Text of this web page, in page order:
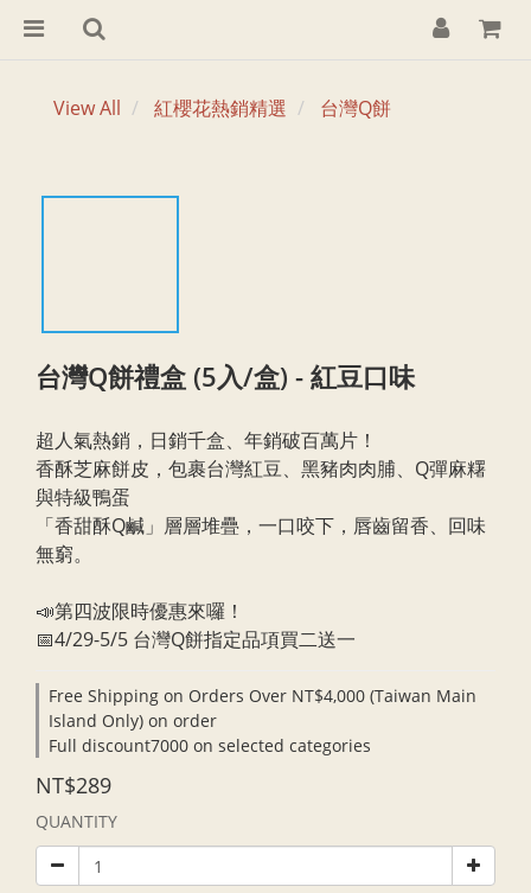
View All 紅櫻花熱銷精選 台灣Q餅
台灣Q餅禮盒 (5入/盒) - 紅豆口味
超人氣熱銷，日銷千盒、年銷破百萬片！
香酥芝麻餅皮，包裹台灣紅豆、黑豬肉肉脯、Q彈麻糬
與特級鴨蛋
「香甜酥Q鹹」層層堆疊，一口咬下，唇齒留香、回味
無窮。
📣第四波限時優惠來囉！
📅4/29-5/5 台灣Q餅指定品項買二送一
Free Shipping on Orders Over NT$4,000 (Taiwan Main
Island Only) on order
Full discount7000 on selected categories
NT$289
QUANTITY